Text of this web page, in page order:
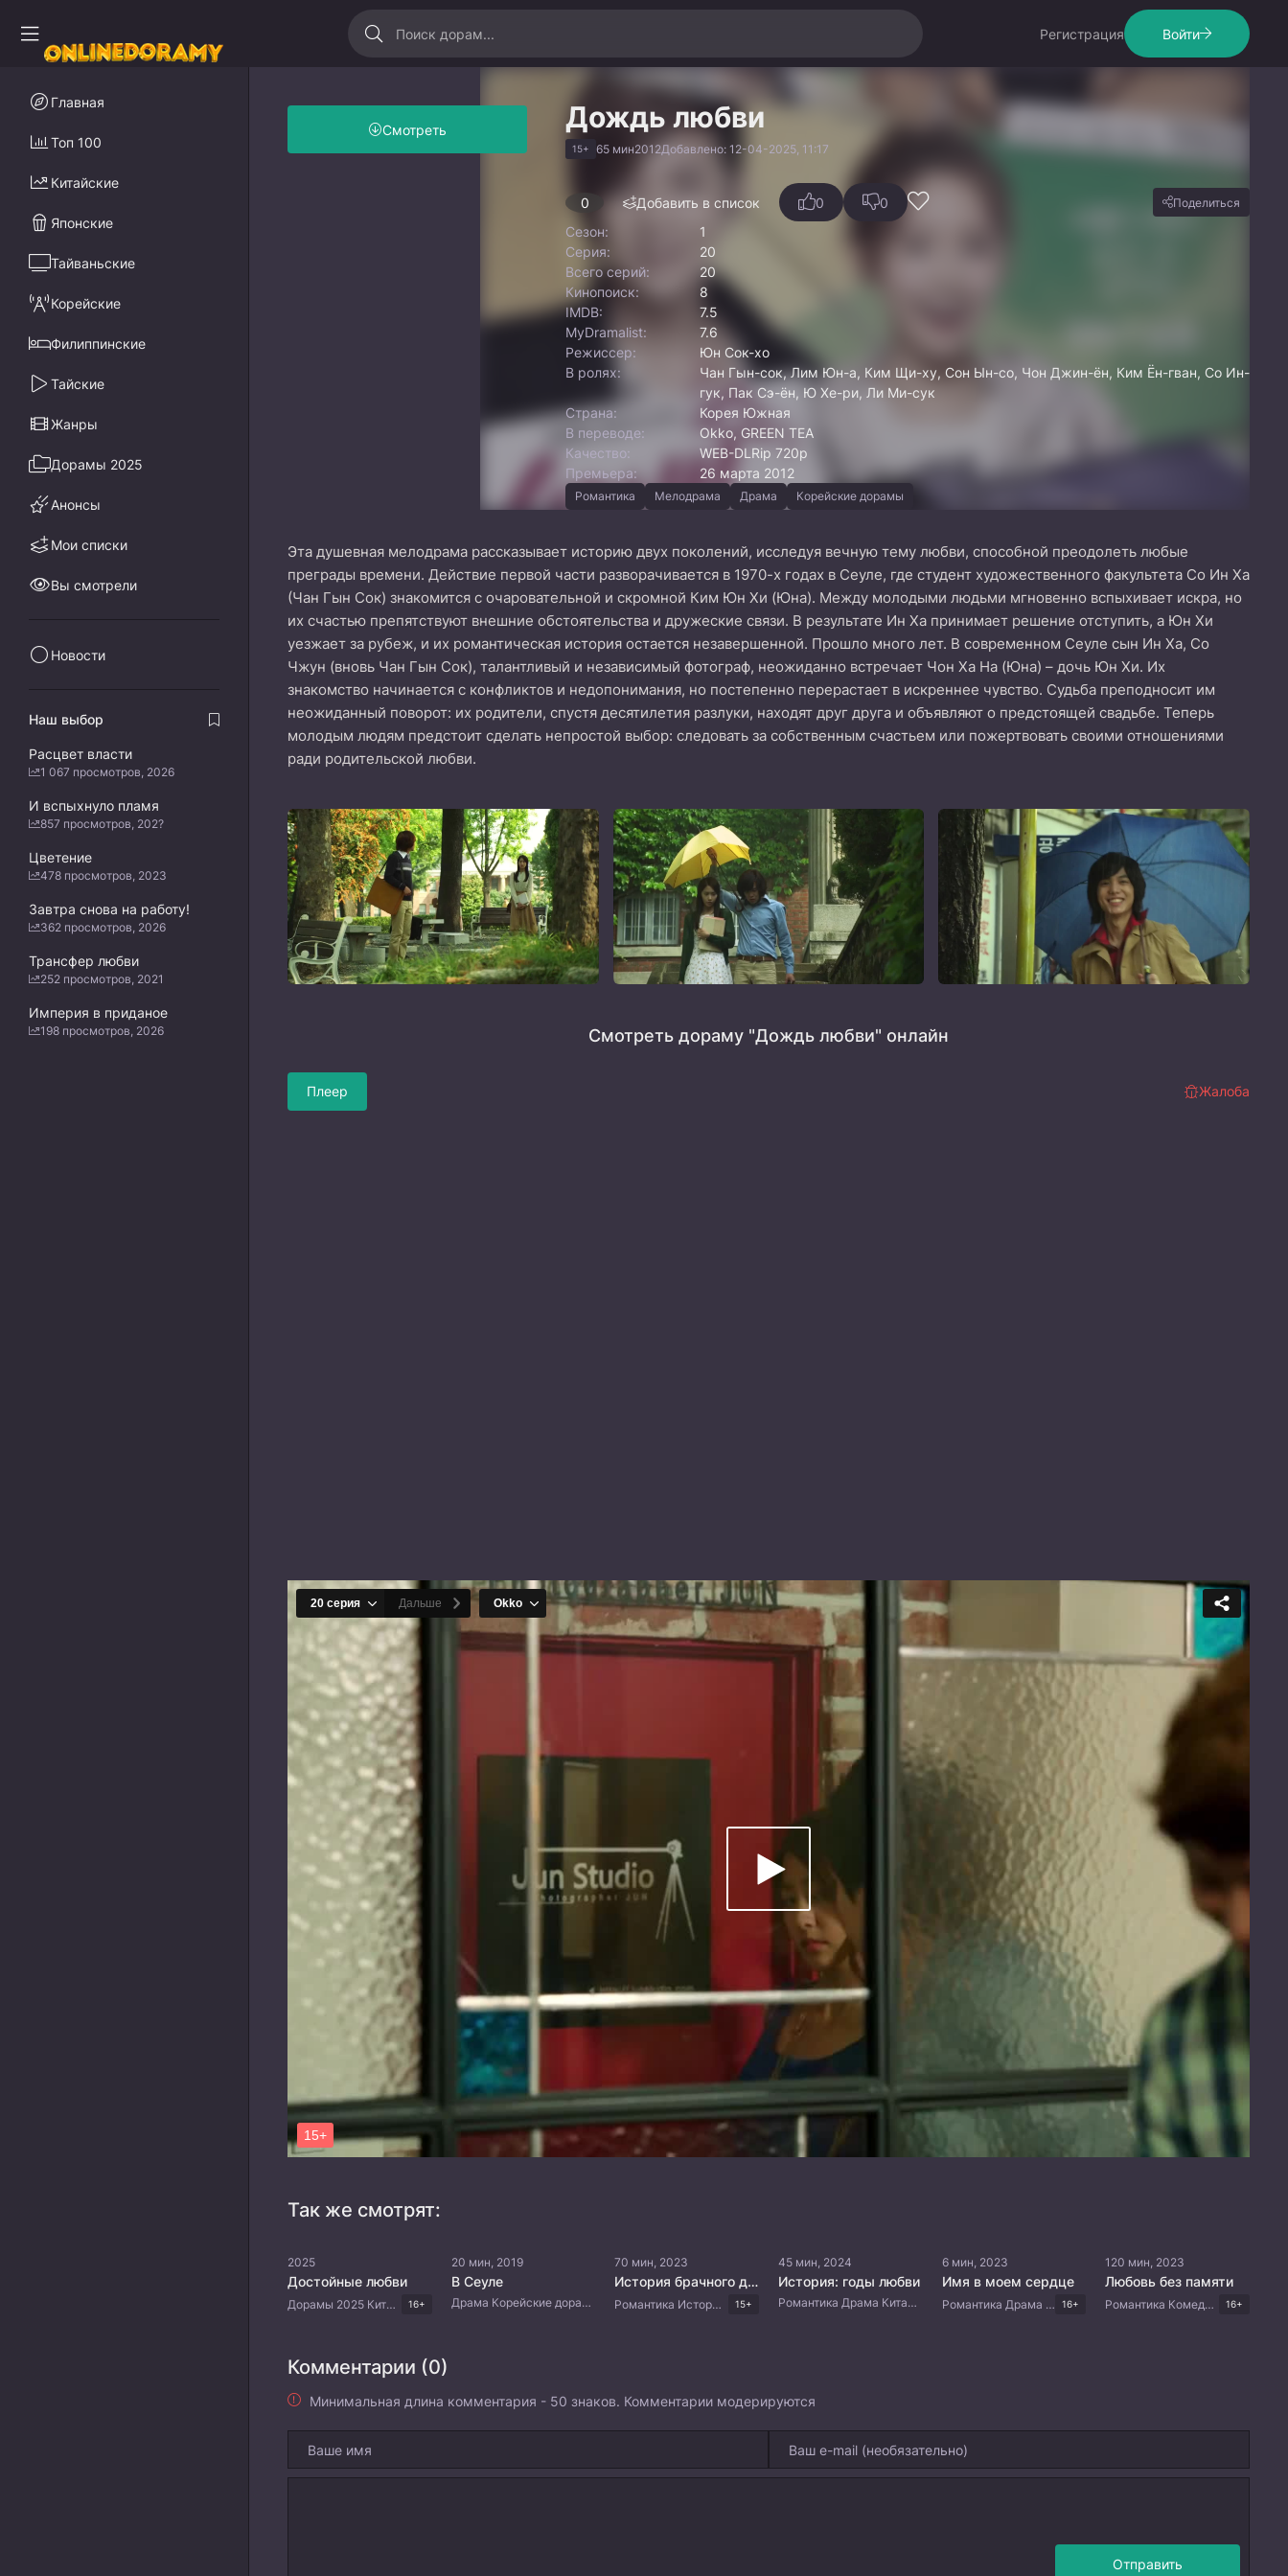
Регистрация Войти
Дождь любви
15+ 65 мин2012Добавлено: 12-04-2025, 11:17
Смотреть
0 Добавить в список 0 0 Поделиться
Сезон:
1
Серия:
20
Всего серий:
20
Кинопоиск:
8
IMDB:
7.5
MyDramalist:
7.6
Режиссер:
Юн Сок-хо
В ролях:
Чан Гын-сок, Лим Юн-а, Ким Щи-ху, Сон Ын-со, Чон Джин-ён, Ким Ён-гван, Со Ин-
гук, Пак Сэ-ён, Ю Хе-ри, Ли Ми-сук
Страна:
Корея Южная
В переводе:
Okko, GREEN TEA
Качество:
WEB-DLRip 720p
Премьера:
26 марта 2012
Романтика Мелодрама Драма Корейские дорамы
Эта душевная мелодрама рассказывает историю двух поколений, исследуя вечную тему любви, способной преодолеть любые
преграды времени. Действие первой части разворачивается в 1970-х годах в Сеуле, где студент художественного факультета Со Ин Ха
(Чан Гын Сок) знакомится с очаровательной и скромной Ким Юн Хи (Юна). Между молодыми людьми мгновенно вспыхивает искра, но
их счастью препятствуют внешние обстоятельства и дружеские связи. В результате Ин Ха принимает решение отступить, а Юн Хи
уезжает за рубеж, и их романтическая история остается незавершенной. Прошло много лет. В современном Сеуле сын Ин Ха, Со
Чжун (вновь Чан Гын Сок), талантливый и независимый фотограф, неожиданно встречает Чон Ха На (Юна) – дочь Юн Хи. Их
знакомство начинается с конфликтов и недопонимания, но постепенно перерастает в искреннее чувство. Судьба преподносит им
неожиданный поворот: их родители, спустя десятилетия разлуки, находят друг друга и объявляют о предстоящей свадьбе. Теперь
молодым людям предстоит сделать непростой выбор: следовать за собственным счастьем или пожертвовать своими отношениями
ради родительской любви.
Смотреть дораму "Дождь любви" онлайн
Плеер Жалоба
Так же смотрят:
2025
Достойные любви
Дорамы 2025 Китайские дорамы Драма Романтика 16+
20 мин, 2019
В Сеуле
Драма Корейские дорамы
70 мин, 2023
История брачного договора вдовы Пак
Романтика Исторический Фэнтези Мистика Корейские дорамы 15+
45 мин, 2024
История: годы любви
Романтика Драма Китайские дорамы
6 мин, 2023
Имя в моем сердце
Романтика Драма Китайские дорамы 16+
120 мин, 2023
Любовь без памяти
Романтика Комедия Драма Корейские дорамы 16+
Комментарии (0)
Минимальная длина комментария - 50 знаков. Комментарии модерируются
Отправить
Главная
Топ 100
Китайские
Японские
Тайваньские
Корейские
Филиппинские
Тайские
Жанры
Дорамы 2025
Анонсы
Мои списки
Вы смотрели
Новости
Наш выбор
Расцвет власти
1 067 просмотров, 2026
И вспыхнуло пламя
857 просмотров, 202?
Цветение
478 просмотров, 2023
Завтра снова на работу!
362 просмотров, 2026
Трансфер любви
252 просмотров, 2021
Империя в приданое
198 просмотров, 2026